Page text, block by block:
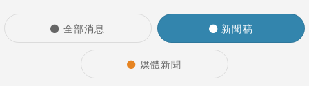
全部消息 新聞稿
媒體新聞